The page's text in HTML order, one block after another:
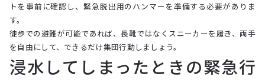
トを事前に確認し、緊急脱出用のハンマーを準備する必要がありま
す。
徒歩での避難が可能であれば、長靴ではなくスニーカーを履き、両手
を自由にして、できるだけ集団行動しましょう。
浸水してしまったときの緊急行